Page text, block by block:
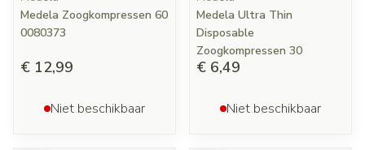
Medela Zoogkompressen 60
0080373
€ 12,99
Niet beschikbaar
Medela Ultra Thin
Disposable
Zoogkompressen 30
€ 6,49
Niet beschikbaar